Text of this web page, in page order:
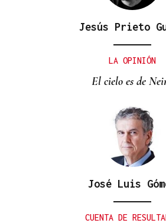
Jesús Prieto
LA OPINIÓN
El cielo es de
José Luis
CUENTA DE